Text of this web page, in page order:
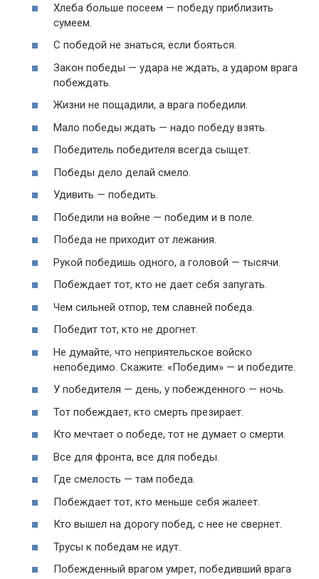
Хлеба больше посеем — победу приблизить
сумеем.
С победой не знаться, если бояться.
Закон победы — удара не ждать, а ударом врага
побеждать.
Жизни не пощадили, а врага победили.
Мало победы ждать — надо победу взять.
Победитель победителя всегда сыщет.
Победы дело делай смело.
Удивить — победить.
Победили на войне — победим и в поле.
Победа не приходит от лежания.
Рукой победишь одного, а головой — тысячи.
Побеждает тот, кто не дает себя запугать.
Чем сильней отпор, тем славней победа.
Победит тот, кто не дрогнет.
Не думайте, что неприятельское войско
непобедимо. Скажите: «Победим» — и победите.
У победителя — день, у побежденного — ночь.
Тот побеждает, кто смерть презирает.
Кто мечтает о победе, тот не думает о смерти.
Все для фронта, все для победы.
Где смелость — там победа.
Побеждает тот, кто меньше себя жалеет.
Кто вышел на дорогу побед, с нее не свернет.
Трусы к победам не идут.
Побежденный врагом умрет, победивший врага